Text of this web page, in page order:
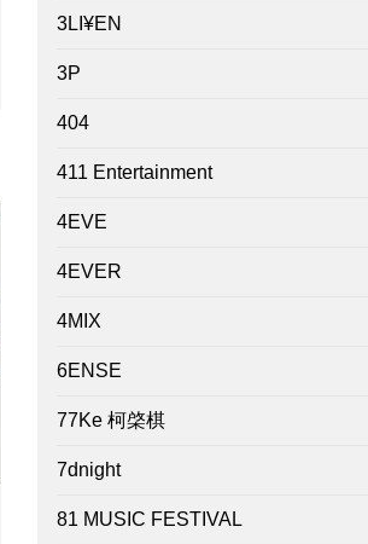
3LI¥EN
3P
404
411 Entertainment
4EVE
4EVER
4MIX
6ENSE
77Ke 柯棨棋
7dnight
81 MUSIC FESTIVAL